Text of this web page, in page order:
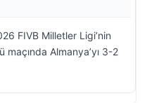
FIVB Milletler Ligi’nin
Almanya’yı 3-2